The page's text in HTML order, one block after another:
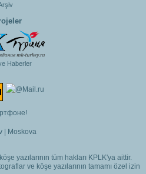
Haberler
Moskova
yazılarının tüm hakları KPLK'ya aittir.
ve köşe yazılarının tamamı özel izin